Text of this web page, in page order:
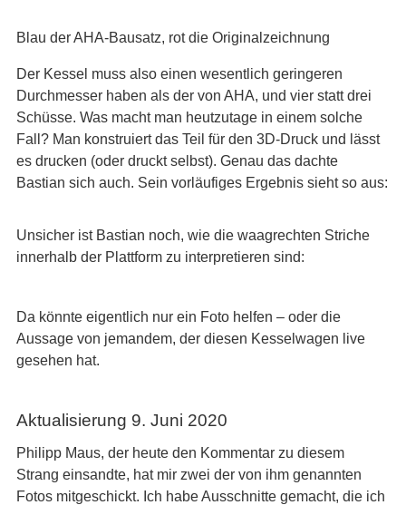
Blau der AHA-Bausatz, rot die Originalzeichnung
Der Kessel muss also einen wesentlich geringeren
Durchmesser haben als der von AHA, und vier statt drei
Schüsse. Was macht man heutzutage in einem solche
Fall? Man konstruiert das Teil für den 3D-Druck und lässt
es drucken (oder druckt selbst). Genau das dachte
Bastian sich auch. Sein vorläufiges Ergebnis sieht so aus:
Unsicher ist Bastian noch, wie die waagrechten Striche
innerhalb der Plattform zu interpretieren sind:
Da könnte eigentlich nur ein Foto helfen – oder die
Aussage von jemandem, der diesen Kesselwagen live
gesehen hat.
Aktualisierung 9. Juni 2020
Philipp Maus, der heute den Kommentar zu diesem
Strang einsandte, hat mir zwei der von ihm genannten
Fotos mitgeschickt. Ich habe Ausschnitte gemacht, die ich